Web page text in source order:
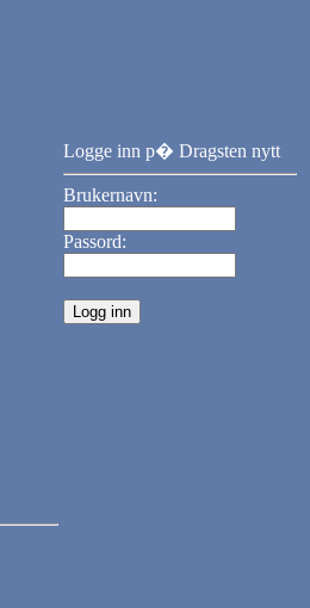
Logge inn p� Dragsten nytt
Brukernavn:
Passord: